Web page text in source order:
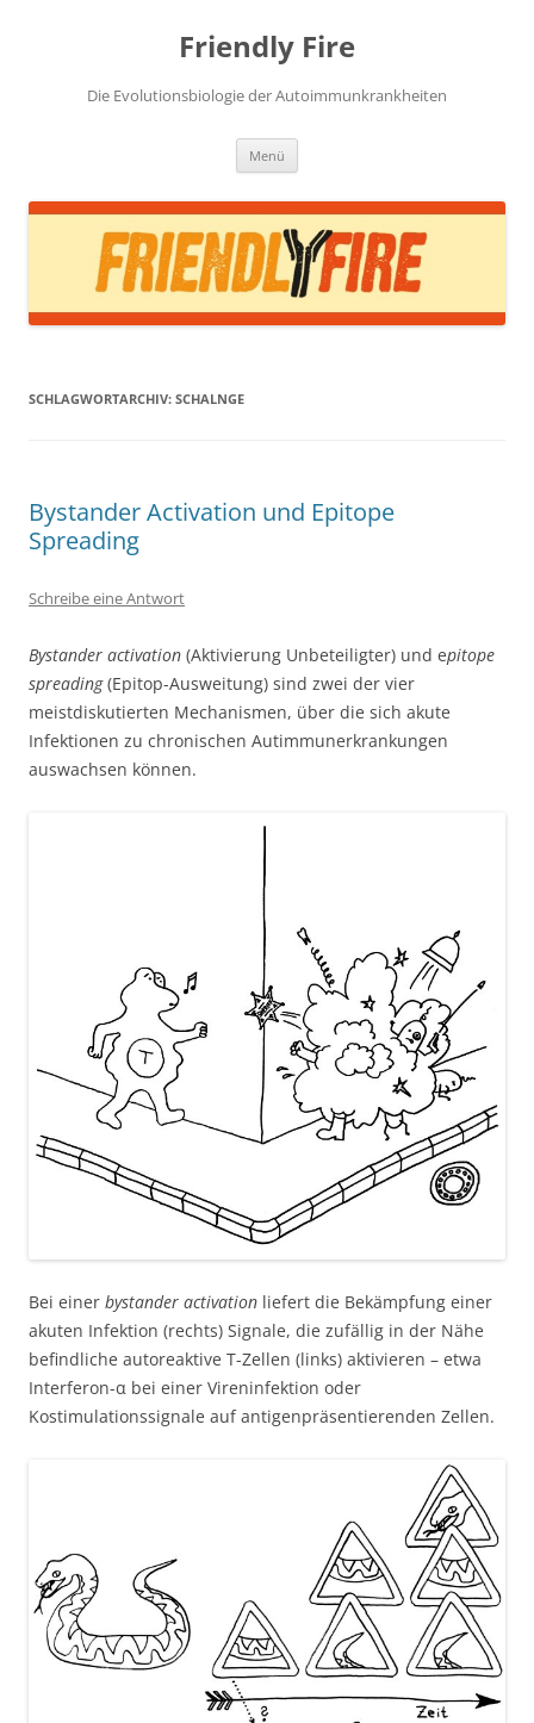
Friendly Fire
Die Evolutionsbiologie der Autoimmunkrankheiten
Menü
SCHLAGWORTARCHIV: SCHALNGE
Bystander Activation und Epitope
Spreading
Schreibe eine Antwort
Bystander activation (Aktivierung Unbeteiligter) und epitope
spreading(Epitop-Ausweitung) sind zwei der vier
meistdiskutierten Mechanismen, über die sich akute
Infektionen zu chronischen Autimmunerkrankungen
auswachsen können.
Bei einer bystander activation liefert die Bekämpfung einer
akuten Infektion (rechts) Signale, die zufällig in der Nähe
befindliche autoreaktive T-Zellen (links) aktivieren – etwa
Interferon-α bei einer Vireninfektion oder
Kostimulationssignale auf antigenpräsentierenden Zellen.